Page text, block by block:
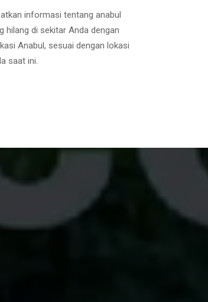
informasi tentang anabul
hilang di sekitar Anda dengan
Anabul, sesuai dengan lokasi
saat ini.